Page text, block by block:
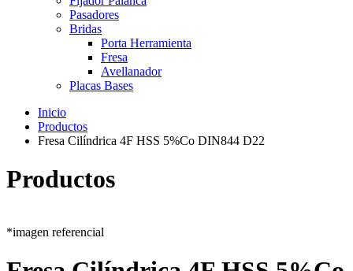
Pasadores
Bridas
Porta Herramienta
Fresa
Avellanador
Placas Bases
Inicio
Productos
Fresa Cilíndrica 4F HSS 5%Co DIN844 D22
Productos
*imagen referencial